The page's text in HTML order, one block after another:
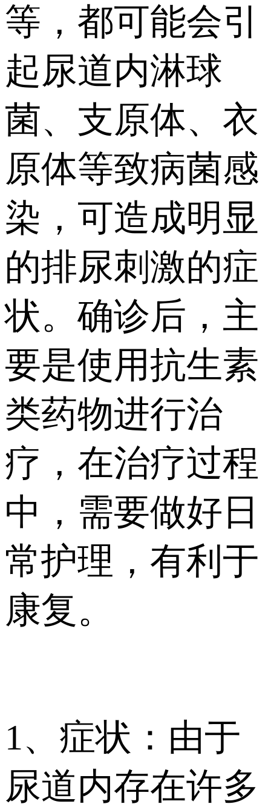
等，都可能会引
起尿道内淋球
菌、支原体、衣
原体等致病菌感
染，可造成明显
的排尿刺激的症
状。确诊后，主
要是使用抗生素
类药物进行治
疗，在治疗过程
中，需要做好日
常护理，有利于
康复。
1、症状：由于
尿道内存在许多